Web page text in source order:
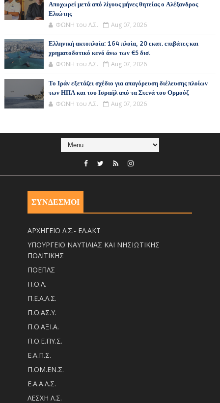
Αποχωρεί μετά από λίγους μήνες θητείας ο Αλέξανδρος
Ελιώτης
ΦΩΝΗ του Λ.Σ. Aug 07, 2026
Ελληνική ακτοπλοΐα: 164 πλοία, 20 εκατ. επιβάτες και
χρηματοδοτικό κενό άνω των €5 δισ.
ΦΩΝΗ του Λ.Σ. Aug 07, 2026
Το Ιράν εξετάζει σχέδιο για απαγόρευση διέλευσης πλοίων
των ΗΠΑ και του Ισραήλ από τα Στενά του Ορμούζ
ΦΩΝΗ του Λ.Σ. Aug 07, 2026
ΣΥΝΔΕΣΜΟΙ
ΑΡΧΗΓΕΙΟ Λ.Σ.- ΕΛ.ΑΚΤ
ΥΠΟΥΡΓΕΙΟ ΝΑΥΤΙΛΙΑΣ ΚΑΙ ΝΗΣΙΩΤΙΚΗΣ
ΠΟΛΙΤΙΚΗΣ
ΠΟΕΠΛΣ
Π.Ο.Λ.
Π.Ε.Α.Λ.Σ.
Π.Ο.ΑΣ.Υ.
Π.Ο.ΑΞΙ.Α.
Π.Ο.Ε.ΠΥ.Σ.
Ε.Α.Π.Σ.
Π.ΟM.EN.Σ.
Ε.Α.Α.Λ.Σ.
ΛΕΣΧΗ Λ.Σ.